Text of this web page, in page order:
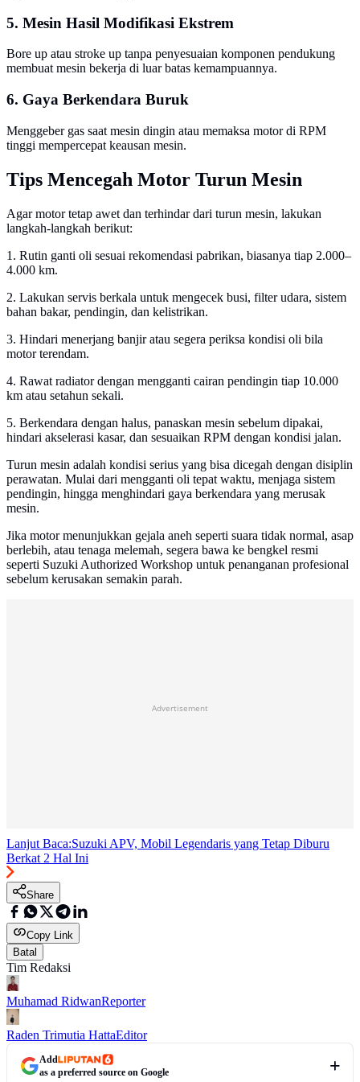
5. Mesin Hasil Modifikasi Ekstrem
Bore up atau stroke up tanpa penyesuaian komponen pendukung
membuat mesin bekerja di luar batas kemampuannya.
6. Gaya Berkendara Buruk
Menggeber gas saat mesin dingin atau memaksa motor di RPM
tinggi mempercepat keausan mesin.
Tips Mencegah Motor Turun Mesin
Agar motor tetap awet dan terhindar dari turun mesin, lakukan
langkah-langkah berikut:
1. Rutin ganti oli sesuai rekomendasi pabrikan, biasanya tiap 2.000–
4.000 km.
2. Lakukan servis berkala untuk mengecek busi, filter udara, sistem
bahan bakar, pendingin, dan kelistrikan.
3. Hindari menerjang banjir atau segera periksa kondisi oli bila
motor terendam.
4. Rawat radiator dengan mengganti cairan pendingin tiap 10.000
km atau setahun sekali.
5. Berkendara dengan halus, panaskan mesin sebelum dipakai,
hindari akselerasi kasar, dan sesuaikan RPM dengan kondisi jalan.
Turun mesin adalah kondisi serius yang bisa dicegah dengan disiplin
perawatan. Mulai dari mengganti oli tepat waktu, menjaga sistem
pendingin, hingga menghindari gaya berkendara yang merusak
mesin.
Jika motor menunjukkan gejala aneh seperti suara tidak normal, asap
berlebih, atau tenaga melemah, segera bawa ke bengkel resmi
seperti Suzuki Authorized Workshop untuk penanganan profesional
sebelum kerusakan semakin parah.
Advertisement
Lanjut Baca:Suzuki APV, Mobil Legendaris yang Tetap Diburu
Berkat 2 Hal Ini
Share
Copy Link
Batal
Tim Redaksi
Muhamad RidwanReporter
Raden Trimutia HattaEditor
Add
as a preferred source on Google